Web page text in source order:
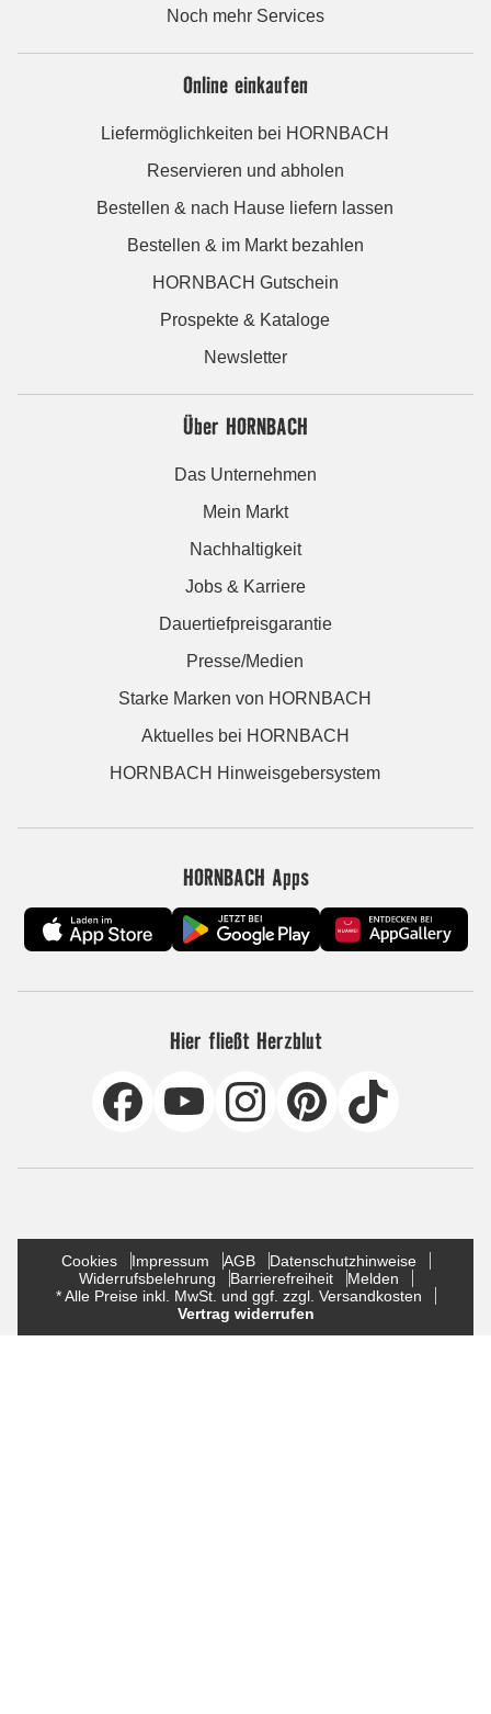
Noch mehr Services
Online einkaufen
Liefermöglichkeiten bei HORNBACH
Reservieren und abholen
Bestellen & nach Hause liefern lassen
Bestellen & im Markt bezahlen
HORNBACH Gutschein
Prospekte & Kataloge
Newsletter
Über HORNBACH
Das Unternehmen
Mein Markt
Nachhaltigkeit
Jobs & Karriere
Dauertiefpreisgarantie
Presse/Medien
Starke Marken von HORNBACH
Aktuelles bei HORNBACH
HORNBACH Hinweisgebersystem
HORNBACH Apps
Hier fließt Herzblut
Cookies Impressum AGB
Datenschutzhinweise
Widerrufsbelehrung
Barrierefreiheit
Melden
* Alle Preise inkl. MwSt. und ggf. zzgl. Versandkosten
Vertrag widerrufen